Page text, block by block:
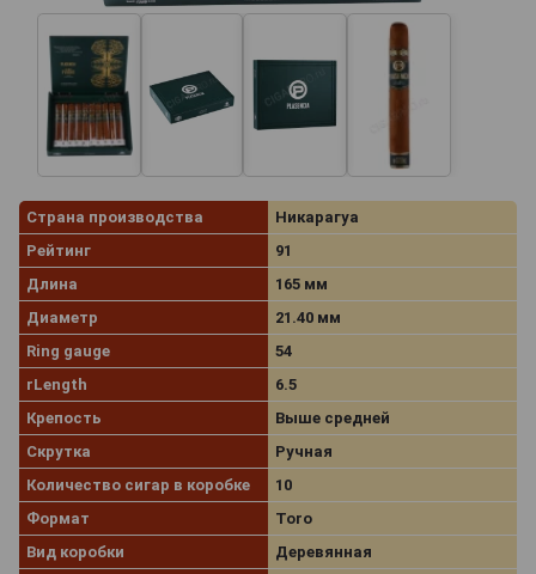
Страна производства
Никарагуа
Рейтинг
91
Длина
165 мм
Диаметр
21.40 мм
Ring gauge
54
rLength
6.5
Крепость
Выше средней
Скрутка
Ручная
Количество сигар в коробке
10
Формат
Toro
Вид коробки
Деревянная